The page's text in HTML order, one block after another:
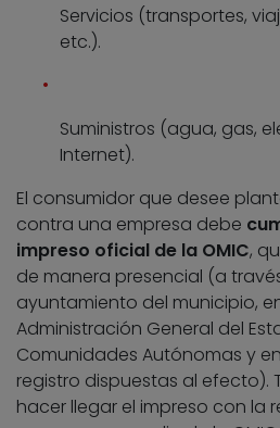
Servicios (transportes,
etc.).
Suministros (agua, gas,
Internet).
El consumidor que desee
contra una empresa debe
impreso oficial de la OMIC,
de manera presencial (a
ayuntamiento del municipio,
Administración General del
Comunidades Autónomas y
registro dispuestas al efecto).
hacer llegar el impreso con la